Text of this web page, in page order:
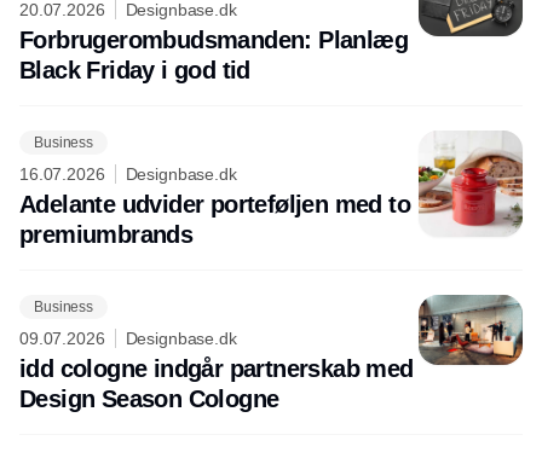
20.07.2026 Designbase.dk
Forbrugerombudsmanden: Planlæg
Black Friday i god tid
Business
16.07.2026 Designbase.dk
Adelante udvider porteføljen med to
premiumbrands
Business
09.07.2026 Designbase.dk
idd cologne indgår partnerskab med
Design Season Cologne